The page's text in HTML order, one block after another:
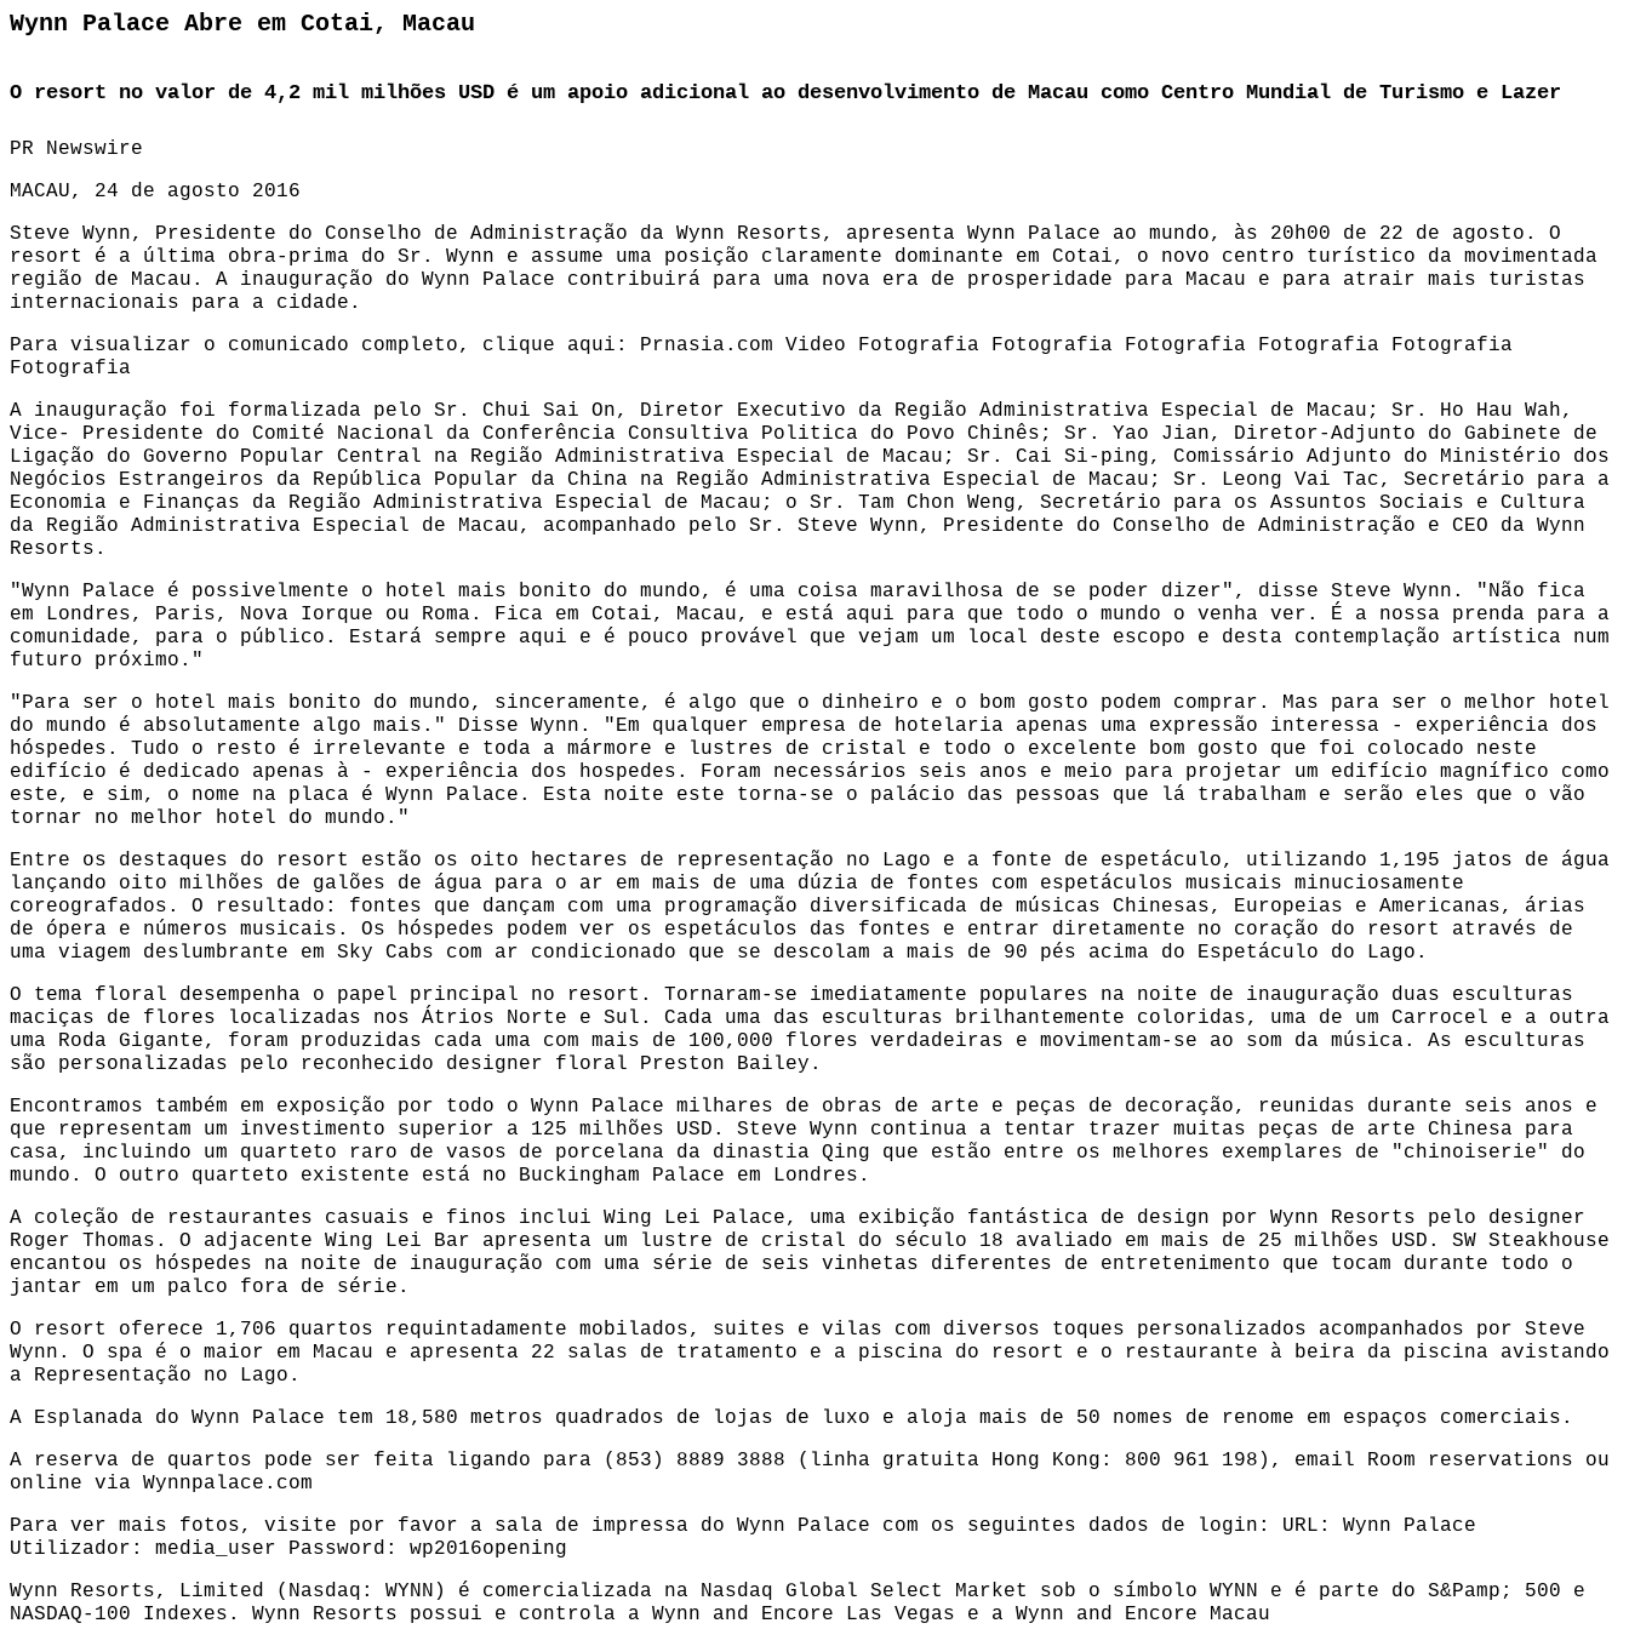
Wynn Palace Abre em Cotai, Macau
O resort no valor de 4,2 mil milhões USD é um apoio adicional ao desenvolvimento de Macau como Centro Mundial de Turismo e Lazer
PR Newswire
MACAU, 24 de agosto 2016
Steve Wynn, Presidente do Conselho de Administração da Wynn Resorts, apresenta Wynn Palace ao mundo, às 20h00 de 22 de agosto. O
resort é a última obra-prima do Sr. Wynn e assume uma posição claramente dominante em Cotai, o novo centro turístico da movimentada
região de Macau. A inauguração do Wynn Palace contribuirá para uma nova era de prosperidade para Macau e para atrair mais turistas
internacionais para a cidade.
Para visualizar o comunicado completo, clique aqui: Prnasia.com Video Fotografia Fotografia Fotografia Fotografia
Fotografia
Fotografia
A inauguração foi formalizada pelo Sr. Chui Sai On, Diretor Executivo da Região Administrativa Especial de Macau; Sr. Ho Hau Wah,
Vice- Presidente do Comité Nacional da Conferência Consultiva Politica do Povo Chinês; Sr. Yao Jian, Diretor-Adjunto do Gabinete de
Ligação do Governo Popular Central na Região Administrativa Especial de Macau; Sr. Cai Si-ping, Comissário Adjunto do Ministério dos
Negócios Estrangeiros da República Popular da China na Região Administrativa Especial de Macau; Sr. Leong Vai Tac, Secretário para a
Economia e Finanças da Região Administrativa Especial de Macau; o Sr. Tam Chon Weng, Secretário para os Assuntos Sociais e Cultura
da Região Administrativa Especial de Macau, acompanhado pelo Sr. Steve Wynn, Presidente do Conselho de Administração e CEO da Wynn
Resorts.
"Wynn Palace é possivelmente o hotel mais bonito do mundo, é uma coisa maravilhosa de se poder dizer", disse Steve Wynn. "Não fica
em Londres, Paris, Nova Iorque ou Roma. Fica em Cotai, Macau, e está aqui para que todo o mundo o venha ver. É a nossa prenda para a
comunidade, para o público. Estará sempre aqui e é pouco provável que vejam um local deste escopo e desta contemplação artística num
futuro próximo."
"Para ser o hotel mais bonito do mundo, sinceramente, é algo que o dinheiro e o bom gosto podem comprar. Mas para ser o melhor hotel
do mundo é absolutamente algo mais." Disse Wynn. "Em qualquer empresa de hotelaria apenas uma expressão interessa - experiência dos
hóspedes. Tudo o resto é irrelevante e toda a mármore e lustres de cristal e todo o excelente bom gosto que foi colocado neste
edifício é dedicado apenas à - experiência dos hospedes. Foram necessários seis anos e meio para projetar um edifício magnífico como
este, e sim, o nome na placa é Wynn Palace. Esta noite este torna-se o palácio das pessoas que lá trabalham e serão eles que o vão
tornar no melhor hotel do mundo."
Entre os destaques do resort estão os oito hectares de representação no Lago e a fonte de espetáculo, utilizando 1,195 jatos de água
lançando oito milhões de galões de água para o ar em mais de uma dúzia de fontes com espetáculos musicais minuciosamente
coreografados. O resultado: fontes que dançam com uma programação diversificada de músicas Chinesas, Europeias e Americanas, árias
de ópera e números musicais. Os hóspedes podem ver os espetáculos das fontes e entrar diretamente no coração do resort através de
uma viagem deslumbrante em Sky Cabs com ar condicionado que se descolam a mais de 90 pés acima do Espetáculo do Lago.
O tema floral desempenha o papel principal no resort. Tornaram-se imediatamente populares na noite de inauguração duas esculturas
maciças de flores localizadas nos Átrios Norte e Sul. Cada uma das esculturas brilhantemente coloridas, uma de um Carrocel e a outra
uma Roda Gigante, foram produzidas cada uma com mais de 100,000 flores verdadeiras e movimentam-se ao som da música. As esculturas
são personalizadas pelo reconhecido designer floral Preston Bailey.
Encontramos também em exposição por todo o Wynn Palace milhares de obras de arte e peças de decoração, reunidas durante seis anos e
que representam um investimento superior a 125 milhões USD. Steve Wynn continua a tentar trazer muitas peças de arte Chinesa para
casa, incluindo um quarteto raro de vasos de porcelana da dinastia Qing que estão entre os melhores exemplares de "chinoiserie" do
mundo. O outro quarteto existente está no Buckingham Palace em Londres.
A coleção de restaurantes casuais e finos inclui Wing Lei Palace, uma exibição fantástica de design por Wynn Resorts pelo designer
Roger Thomas. O adjacente Wing Lei Bar apresenta um lustre de cristal do século 18 avaliado em mais de 25 milhões USD. SW Steakhouse
encantou os hóspedes na noite de inauguração com uma série de seis vinhetas diferentes de entretenimento que tocam durante todo o
jantar em um palco fora de série.
O resort oferece 1,706 quartos requintadamente mobilados, suites e vilas com diversos toques personalizados acompanhados por Steve
Wynn. O spa é o maior em Macau e apresenta 22 salas de tratamento e a piscina do resort e o restaurante à beira da piscina avistando
a Representação no Lago.
A Esplanada do Wynn Palace tem 18,580 metros quadrados de lojas de luxo e aloja mais de 50 nomes de renome em espaços comerciais.
A reserva de quartos pode ser feita ligando para (853) 8889 3888 (linha gratuita Hong Kong: 800 961 198), email Room reservations ou
online via Wynnpalace.com
Para ver mais fotos, visite por favor a sala de impressa do Wynn Palace com os seguintes dados de login: URL: Wynn Palace
Utilizador: media_user Password: wp2016opening
Wynn Resorts, Limited (Nasdaq: WYNN) é comercializada na Nasdaq Global Select Market sob o símbolo WYNN e é parte do S&Pamp; 500 e
NASDAQ-100 Indexes. Wynn Resorts possui e controla a Wynn and Encore Las Vegas e a Wynn and Encore Macau